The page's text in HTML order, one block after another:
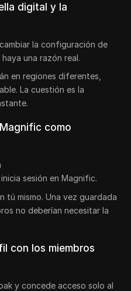
digital y la
la configuración de
una razón real.
en regiones diferentes,
La cuestión es la
como
sesión en Magnific.
tú mismo. Una vez guardada
no deberían necesitar la
con los miembros
y concede acceso solo al